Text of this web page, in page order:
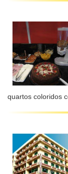
quartos coloridos